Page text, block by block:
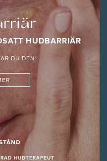
HUDBARRIÄR
DU DEN!
HUDTERAPEUT